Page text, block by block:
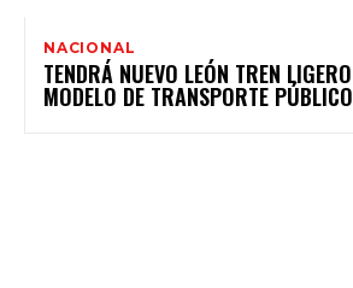
NACIONAL
TENDRÁ NUEVO LEÓN TREN
MODELO DE TRANSPORTE PÚBLICO